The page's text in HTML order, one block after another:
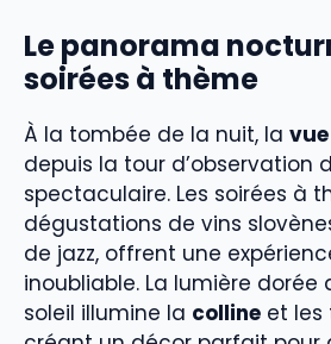
Le panorama
soirées à thème
À la tombée de la nuit, la
depuis la tour d’observation
spectaculaire. Les soirées à
dégustations de vins
de jazz, offrent une
inoubliable. La lumière dorée
soleil illumine la colline et les